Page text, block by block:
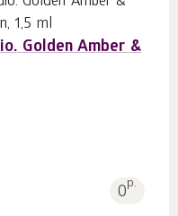
Golden Amber &
0p.